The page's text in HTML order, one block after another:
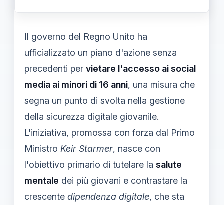
Il governo del Regno Unito ha
ufficializzato un piano d'azione senza
precedenti per vietare l'accesso ai social
media ai minori di 16 anni, una misura che
segna un punto di svolta nella gestione
della sicurezza digitale giovanile.
L'iniziativa, promossa con forza dal Primo
Ministro Keir Starmer, nasce con
l'obiettivo primario di tutelare la salute
mentale dei più giovani e contrastare la
crescente dipendenza digitale, che sta